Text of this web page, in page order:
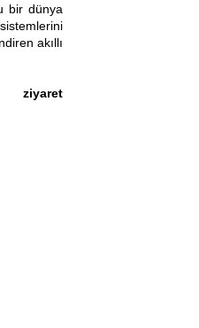
bir dünya
akıllı
ziyaret